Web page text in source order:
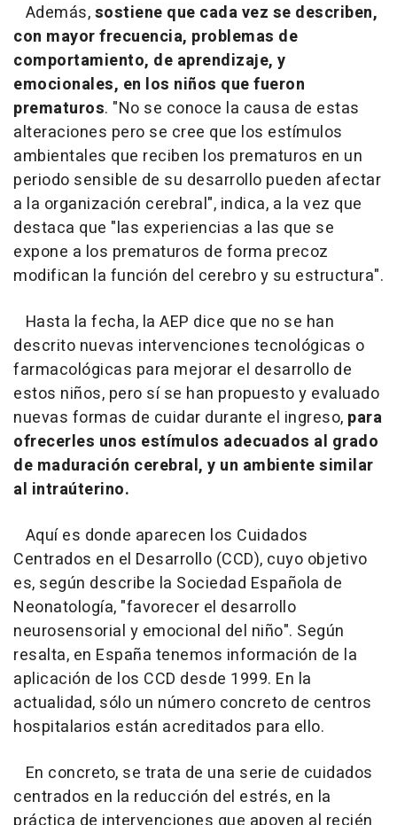
Además,sostiene que cada vez se describen,
con mayor frecuencia, problemas de
comportamiento, de aprendizaje, y
emocionales, en los niños que fueron
prematuros. "No se conoce la causa de estas
alteraciones pero se cree que los estímulos
ambientales que reciben los prematuros en un
periodo sensible de su desarrollo pueden afectar
a la organización cerebral", indica, a la vez que
destaca que "las experiencias a las que se
expone a los prematuros de forma precoz
modifican la función del cerebro y su estructura".
Hasta la fecha, la AEP dice que no se han
descrito nuevas intervenciones tecnológicas o
farmacológicas para mejorar el desarrollo de
estos niños, pero sí se han propuesto y evaluado
nuevas formas de cuidar durante el ingreso, para
ofrecerles unos estímulos adecuados al grado
de maduración cerebral, y un ambiente similar
al intraúterino.
Aquí es donde aparecen los Cuidados
Centrados en el Desarrollo (CCD), cuyo objetivo
es, según describe la Sociedad Española de
Neonatología, "favorecer el desarrollo
neurosensorial y emocional del niño". Según
resalta, en España tenemos información de la
aplicación de los CCD desde 1999. En la
actualidad, sólo un número concreto de centros
hospitalarios están acreditados para ello.
En concreto, se trata de una serie de cuidados
centrados en la reducción del estrés, en la